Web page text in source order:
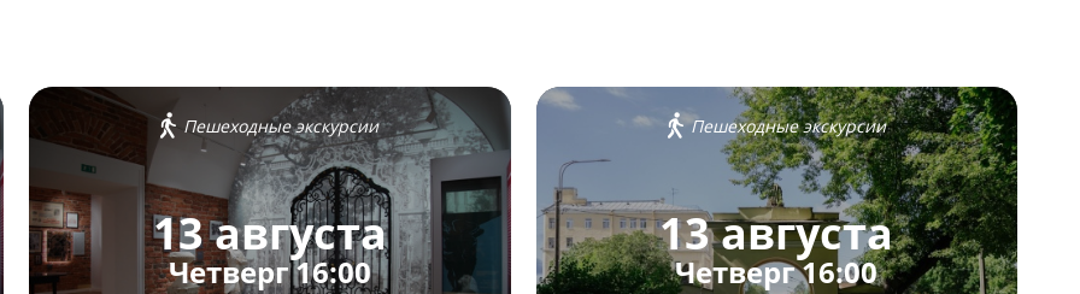
Пешеходные экскурсии
13 августа
Четверг 16:00
Пешеходные экскурсии
13 августа
Четверг 16:00